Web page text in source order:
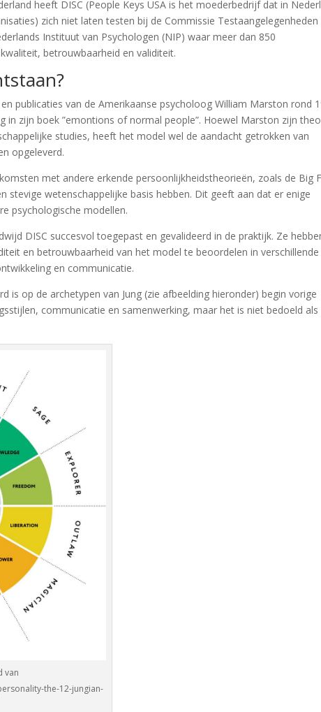
heeft DISC (People Keys USA is het moederbedrijf dat in
zich niet laten testen bij de Commissie Testaangelegenheden
Instituut van Psychologen (NIP) waar meer dan 850
betrouwbaarheid en validiteit.
publicaties van de Amerikaanse psycholoog William Marston rond
in zijn boek ”emontions of normal people”. Hoewel Marston zijn
studies, heeft het model wel de aandacht getrokken van
opgeleverd.
met andere erkende persoonlijkheidstheorieën, zoals de Big
stevige wetenschappelijke basis hebben. Dit geeft aan dat er enige
psychologische modellen.
DISC succesvol toegepast en gevalideerd in de praktijk. Ze
en betrouwbaarheid van het model te beoordelen in verschillende
en communicatie.
is op de archetypen van Jung (zie afbeelding hieronder) begin vorige
communicatie en samenwerking, maar het is niet bedoeld als
van
the-12-jungian-